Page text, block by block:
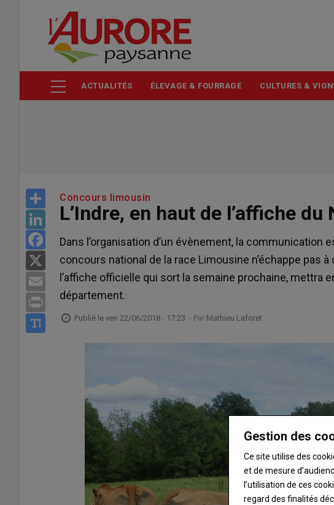
contenu
ACTUALITÉS ÉLEVAGE & FOURRAGE CULTURES &
Share
LinkedIn
Facebook
Email
Print
Concours limousin
L’Indre, en haut de l’affiche du
Dans l’organisation d’un évènement, la communication
concours national de la race Limousine n’échappe pas
l’affiche officielle qui sort la semaine prochaine, mettra
département.
Publié le ven 22/06/2018 - 17:23 - Par Mathieu Laforet
Gestion des
Ce site utilise des
et de mesure
l’utilisation de ces
regard des finalités